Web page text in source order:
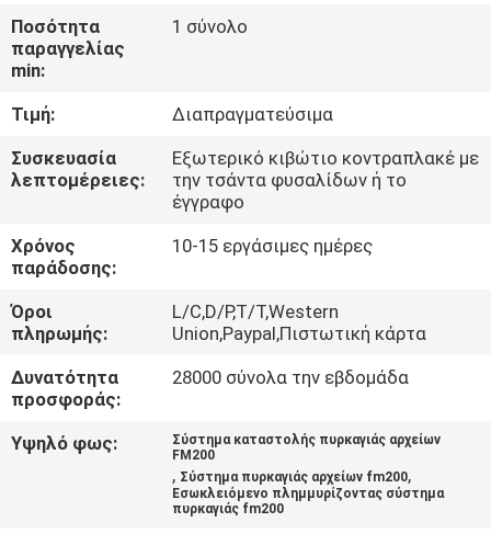
ΠΟΙΟΤΙΚΌΣ
ΈΛΕΓΧΟΣ
ΚΑΤΕΒΆΣΤΕ
ΖΗΤΉΣΤΕ
ΈΝΑ
ΑΠΌΣΠΑΣΜΑ
SITEMAP
PRIVACY
Ποσότητα
παραγγελίας
min:
1 σύνολο
Τιμή:
Διαπραγματεύσιμα
Συσκευασία
λεπτομέρειες:
Εξωτερικό κιβώτιο κοντραπλακέ με
την τσάντα φυσαλίδων ή το
έγγραφο
Χρόνος
παράδοσης:
10-15 εργάσιμες ημέρες
Όροι
πληρωμής:
L/C,D/P,T/T,Western
Union,Paypal,Πιστωτική κάρτα
Δυνατότητα
προσφοράς:
28000 σύνολα την εβδομάδα
Υψηλό φως:
Σύστημα καταστολής πυρκαγιάς αρχείων
FM200
, Σύστημα πυρκαγιάς αρχείων fm200,
Εσωκλειόμενο πλημμυρίζοντας σύστημα
πυρκαγιάς fm200